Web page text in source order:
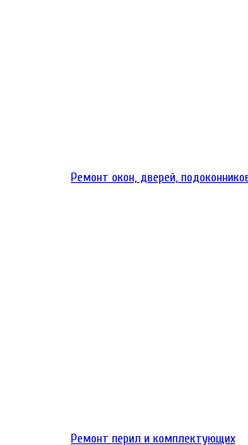
Ремонт окон, дверей,
Ремонт перил и комплектующих